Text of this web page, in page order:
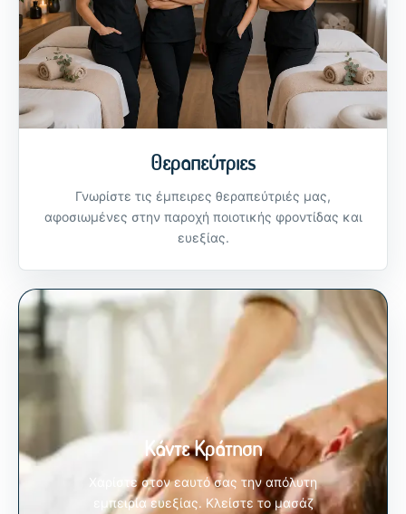
Θεραπεύτριες
Γνωρίστε τις έμπειρες θεραπεύτριές μας,
αφοσιωμένες στην παροχή ποιοτικής φροντίδας και
ευεξίας.
Κάντε Κράτηση
Χαρίστε στον εαυτό σας την απόλυτη
εμπειρία ευεξίας. Κλείστε το μασάζ